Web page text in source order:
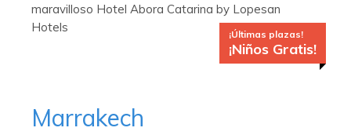
maravilloso Hotel Abora Catarina by Lopesan
Hotels
¡Últimas plazas!
¡Niños Gratis!
Marrakech